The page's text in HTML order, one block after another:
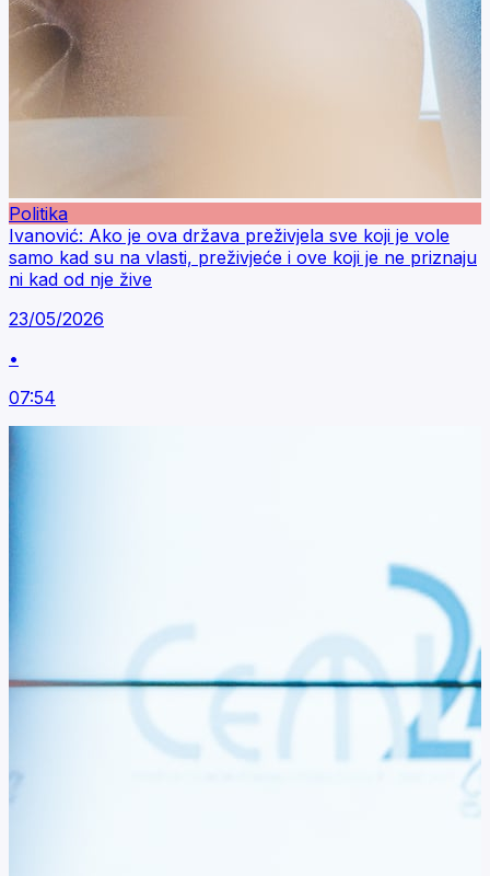
Politika
Ivanović: Ako je ova država preživjela sve koji je vole
samo kad su na vlasti, preživjeće i ove koji je ne priznaju
ni kad od nje žive
23/05/2026
•
07:54